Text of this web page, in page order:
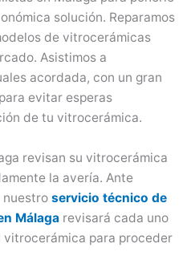
solución. Reparamos
de vitrocerámicas
Asistimos a
acordada, con un gran
evitar esperas
de tu vitrocerámica.
revisan su vitrocerámica
la avería. Ante
nuestro servicio técnico de
Málaga revisará cada uno
vitrocerámica para proceder